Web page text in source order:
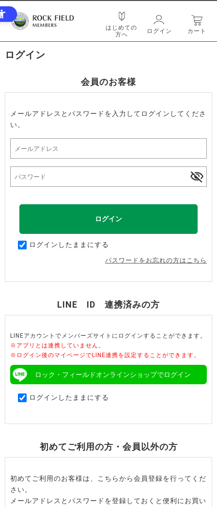
はじめての
方へ
ログイン カート
ログイン
会員のお客様
メールアドレスとパスワードを入力してログインしてくださ
い。
ログインしたままにする
パスワードをお忘れの方はこちら
LINE ID 連携済みの方
LINEアカウントでメンバーズサイトにログインすることができます。
※アプリとは連携していません。
※ログイン後のマイページでLINE連携を設定することができます。
ロック・フィールドオンラインショップでログイン
ログインしたままにする
初めてご利用の方・会員以外の方
初めてご利用のお客様は、こちらから会員登録を行ってくだ
さい。
メールアドレスとパスワードを登録しておくと便利にお買い